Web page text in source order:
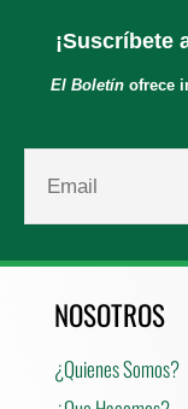
¡Suscríbete
El Boletínofrece
NOSOTROS
¿Quienes Somos?